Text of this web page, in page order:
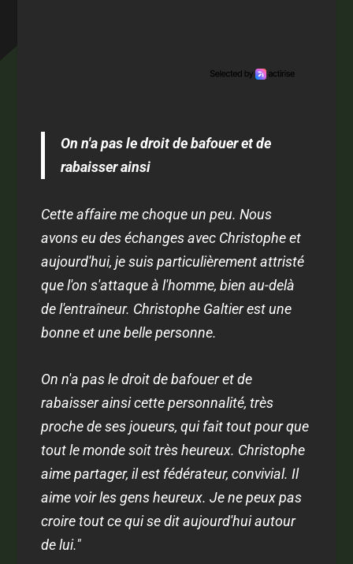
On n'a pas le droit de bafouer et de
rabaisser ainsi
Cette affaire me choque un peu. Nous
avons eu des échanges avec Christophe et
aujourd'hui, je suis particulièrement attristé
que l'on s'attaque à l'homme, bien au-delà
de l'entraîneur. Christophe Galtier est une
bonne et une belle personne.
On n'a pas le droit de bafouer et de
rabaisser ainsi cette personnalité, très
proche de ses joueurs, qui fait tout pour que
tout le monde soit très heureux. Christophe
aime partager, il est fédérateur, convivial. Il
aime voir les gens heureux. Je ne peux pas
croire tout ce qui se dit aujourd'hui autour
de lui."